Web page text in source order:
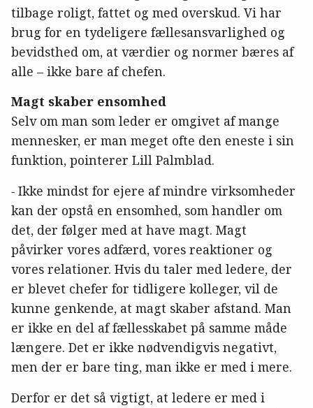
tilbage roligt, fattet og med overskud. Vi har
brug for en tydeligere fællesansvarlighed og
bevidsthed om, at værdier og normer bæres af
alle – ikke bare af chefen.
Magt skaber ensomhed
Selv om man som leder er omgivet af mange
mennesker, er man meget ofte den eneste i sin
funktion, pointerer Lill Palmblad.
- Ikke mindst for ejere af mindre virksomheder
kan der opstå en ensomhed, som handler om
det, der følger med at have magt. Magt
påvirker vores adfærd, vores reaktioner og
vores relationer. Hvis du taler med ledere, der
er blevet chefer for tidligere kolleger, vil de
kunne genkende, at magt skaber afstand. Man
er ikke en del af fællesskabet på samme måde
længere. Det er ikke nødvendigvis negativt,
men der er bare ting, man ikke er med i mere.
Derfor er det så vigtigt, at ledere er med i